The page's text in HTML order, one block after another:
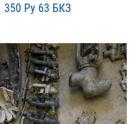
350 Ру 63 БКЗ